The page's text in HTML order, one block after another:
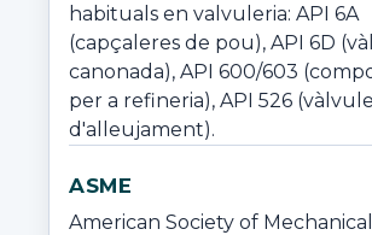
habituals en valvuleria: API 6A
(capçaleres de pou), API 6D
canonada), API 600/603
per a refineria), API 526
d'alleujament).
ASME
American Society of Mechanical